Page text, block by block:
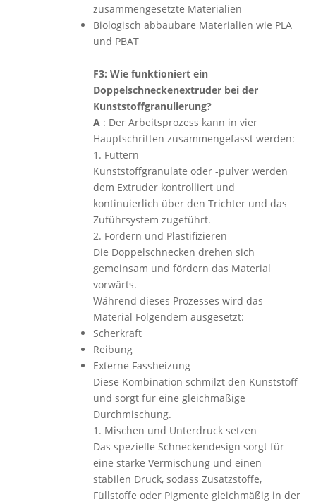
zusammengesetzte Materialien
Biologisch abbaubare Materialien wie PLA
und PBAT
F3: Wie funktioniert ein
Doppelschneckenextruder bei der
Kunststoffgranulierung?
A : Der Arbeitsprozess kann in vier
Hauptschritten zusammengefasst werden:
1. Füttern
Kunststoffgranulate oder -pulver werden
dem Extruder kontrolliert und
kontinuierlich über den Trichter und das
Zuführsystem zugeführt.
2. Fördern und Plastifizieren
Die Doppelschnecken drehen sich
gemeinsam und fördern das Material
vorwärts.
Während dieses Prozesses wird das
Material Folgendem ausgesetzt:
Scherkraft
Reibung
Externe Fassheizung
Diese Kombination schmilzt den Kunststoff
und sorgt für eine gleichmäßige
Durchmischung.
1. Mischen und Unterdruck setzen
Das spezielle Schneckendesign sorgt für
eine starke Vermischung und einen
stabilen Druck, sodass Zusatzstoffe,
Füllstoffe oder Pigmente gleichmäßig in der